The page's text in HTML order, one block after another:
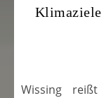
Wissing reißt zum dritten Mal in Folge die